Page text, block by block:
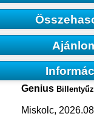
Genius
Miskolc,